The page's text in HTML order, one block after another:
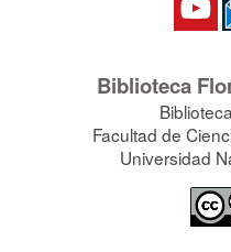
Biblioteca
Facultad de
Universidad